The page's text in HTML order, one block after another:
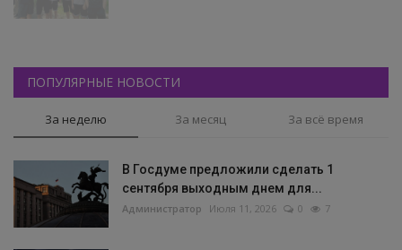
ПОПУЛЯРНЫЕ НОВОСТИ
За неделю За месяц За всё время
В Госдуме предложили сделать 1
сентября выходным днем для...
Администратор Июля 11, 2026 0 7